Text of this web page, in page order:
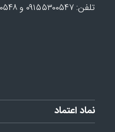
تلفن: ۰۹۱۵۵۳۰۰۵۴۷ و ۰۹۱۵۵۳۰۰۵۴۸
نماد اعتماد